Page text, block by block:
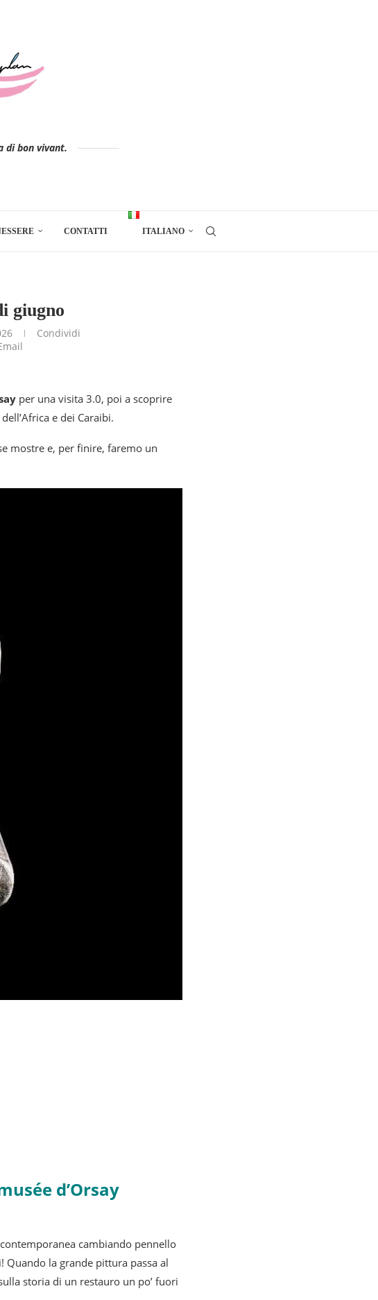
di bon vivant.
CONTATTI ITALIANO
giugno
Condividi
per una visita 3.0, poi a scoprire
e dei Caraibi.
mostre e, per finire, faremo un
d’Orsay
cambiando pennello
la grande pittura passa al
storia di un restauro un po’ fuori